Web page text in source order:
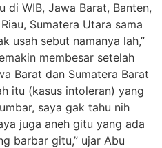
di WIB, Jawa Barat, Banten,
Sumatera Utara sama
usah sebut namanya lah,”
membesar setelah
Barat dan Sumatera Barat
itu (kasus intoleran) yang
saya gak tahu nih
juga aneh gitu yang ada
barbar gitu,” ujar Abu